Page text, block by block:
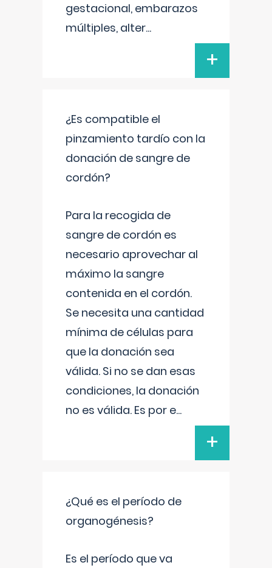
gestacional, embarazos
múltiples, alter...
+
¿Es compatible el
pinzamiento tardío con la
donación de sangre de
cordón?
Para la recogida de
sangre de cordón es
necesario aprovechar al
máximo la sangre
contenida en el cordón.
Se necesita una cantidad
mínima de células para
que la donación sea
válida. Si no se dan esas
condiciones, la donación
no es válida. Es por e...
+
¿Qué es el período de
organogénesis?
Es el período que va